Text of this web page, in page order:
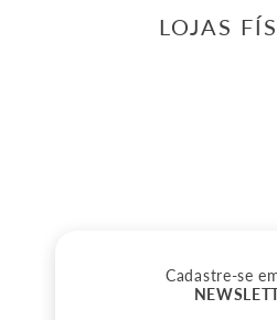
LOJAS
Cadastre-se